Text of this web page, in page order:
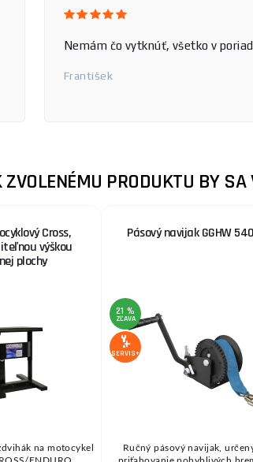
Nemám čo vytknúť, všetko v
František
ZVOLENÉMU PRODUKTU BY
Cross,
výškou
plochy
na motocykel
Pásový navijak GGHW
21 %
ZĽAVA
SERVIS+
Ručný pásový navijak,